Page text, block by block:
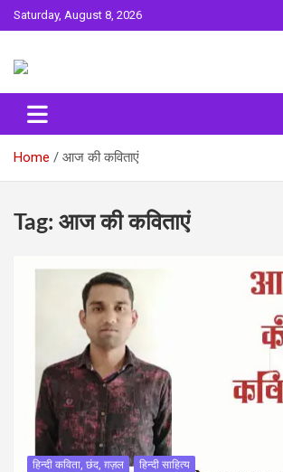
Skip
to
Saturday, August 8, 2026
Surta
Home आज की कविताएं
Tag: आज की कविताएं
हिन्दी कविता, छंद, ग़ज़ल हिन्दी साहित्य